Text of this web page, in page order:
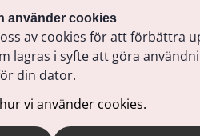
använder cookies
av cookies för att förbättra
lagras i syfte att göra
din dator.
vi använder cookies.